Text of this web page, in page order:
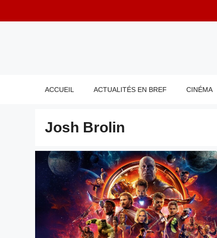
ACCUEIL ACTUALITÉS EN BREF CINÉMA
Josh Brolin